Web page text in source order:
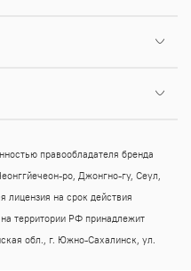
правообладателя бренда
ро, Джонгно-гу, Сеул,
лицензия на срок действия
территории РФ принадлежит
обл., г. Южно-Сахалинск, ул.